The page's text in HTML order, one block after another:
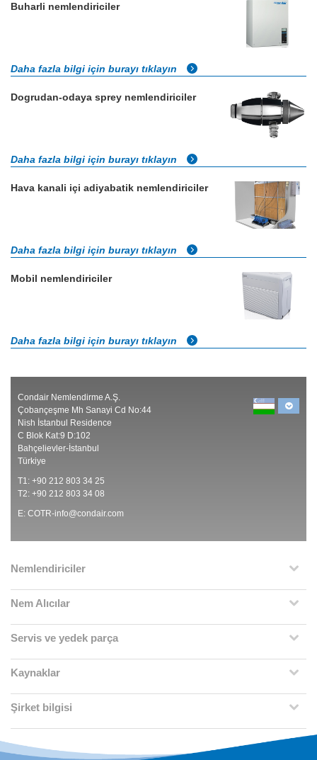
Buharli nemlendiriciler
Daha fazla bilgi için burayı tıklayın
Dogrudan-odaya sprey nemlendiriciler
Daha fazla bilgi için burayı tıklayın
Hava kanali içi adiyabatik nemlendiriciler
Daha fazla bilgi için burayı tıklayın
Mobil nemlendiriciler
Daha fazla bilgi için burayı tıklayın
Condair Nemlendirme A.Ş.
Çobançeşme Mh Sanayi Cd No:44
Nish İstanbul Residence
C Blok Kat:9 D:102
Bahçelievler-İstanbul
Türkiye
T1: +90 212 803 34 25
T2: +90 212 803 34 08
E: COTR-info@condair.com
Nemlendiriciler
Nem Alıcılar
Servis ve yedek parça
Kaynaklar
Şirket bilgisi